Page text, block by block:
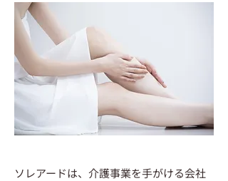
ソレアードは、介護事業を手がける会社